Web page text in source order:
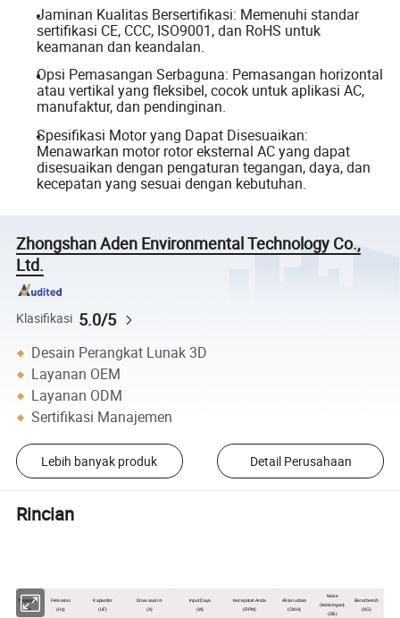
Jaminan Kualitas Bersertifikasi: Memenuhi standar
sertifikasi CE, CCC, ISO9001, dan RoHS untuk
keamanan dan keandalan.
Opsi Pemasangan Serbaguna: Pemasangan horizontal
atau vertikal yang fleksibel, cocok untuk aplikasi AC,
manufaktur, dan pendinginan.
Spesifikasi Motor yang Dapat Disesuaikan:
Menawarkan motor rotor eksternal AC yang dapat
disesuaikan dengan pengaturan tegangan, daya, dan
kecepatan yang sesuai dengan kebutuhan.
Zhongshan Aden Environmental Technology Co.,
Ltd.
Klasifikasi 5.0/5
Desain Perangkat Lunak 3D
Layanan OEM
Layanan ODM
Sertifikasi Manajemen
Lebih banyak produk Detail Perusahaan
Rincian
Tegangan
(V)
Frekuensi
(Hz)
Kapasitor
(UF)
Draw saat ini
(A)
Input Daya
(W)
Kecepatan Anda
(RPM)
Aliran udara
(CMH)
Noise
(kebisingan)
(DB)
Berat bersih
(KG)